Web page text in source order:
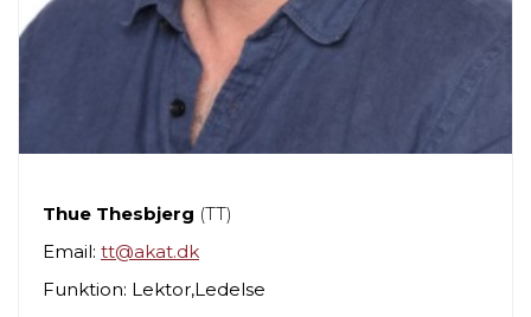
Thue Thesbjerg (TT)
Email: tt@akat.dk
Funktion: Lektor,Ledelse